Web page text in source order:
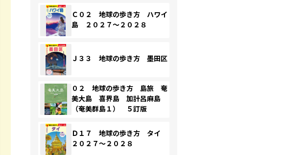
Ｃ０２ 地球の歩き方 ハワイ
島 ２０２７～２０２８
Ｊ３３ 地球の歩き方 墨田区
０２ 地球の歩き方 島旅 奄
美大島 喜界島 加計呂麻島
（奄美群島１） ５訂版
Ｄ１７ 地球の歩き方 タイ
２０２７～２０２８